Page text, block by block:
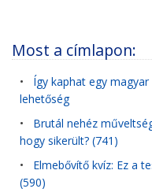
Most a címlapon:
• Így kaphat egy
lehetőség
• Brutál nehéz
hogy sikerült? (741)
• Elmebővítő kvíz: Ez a
(590)